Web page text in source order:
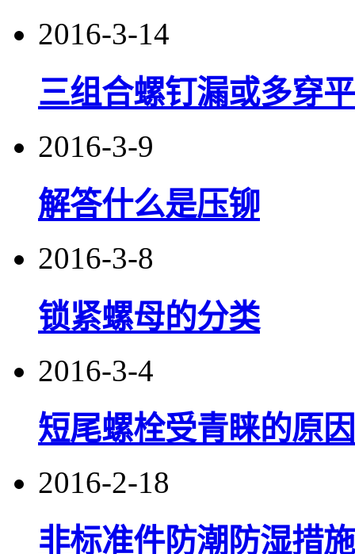
2016-3-14
三组合螺钉漏或多穿
2016-3-9
解答什么是压铆
2016-3-8
锁紧螺母的分类
2016-3-4
短尾螺栓受青睐的原因
2016-2-18
非标准件防潮防湿措